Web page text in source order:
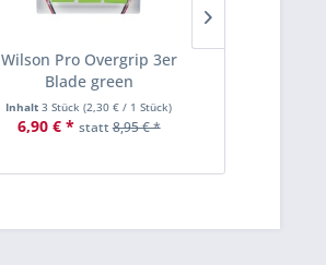
Wilson Pro Overgrip 3er
Blade green
Inhalt3 Stück(2,30 € / 1 Stück)
6,90 € * statt8,95 € *